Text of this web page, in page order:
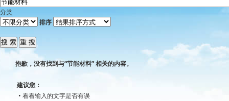
分类
排序
抱歉，没有找到与“节能材料” 相关的内容。
建议您：
• 看看输入的文字是否有误